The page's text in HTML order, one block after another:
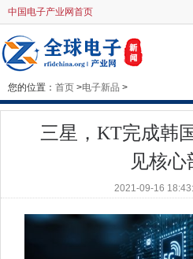
中国电子产业网首页
您的位置： 首页 >电子新品 >
三星，KT完成韩
见核心
2021-09-16